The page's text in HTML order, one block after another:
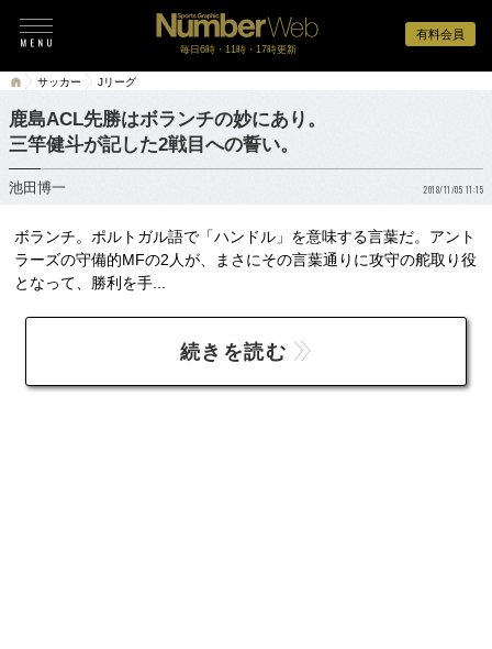
有料会員
毎日6時・11時・17時更新
サッカー Jリーグ
鹿島ACL先勝はボランチの妙にあり。
三竿健斗が記した2戦目への誓い。
池田博一 2018/11/05 11:15
ボランチ。ポルトガル語で「ハンドル」を意味する言葉だ。アント
ラーズの守備的MFの2人が、まさにその言葉通りに攻守の舵取り役
となって、勝利を手...
続きを読む